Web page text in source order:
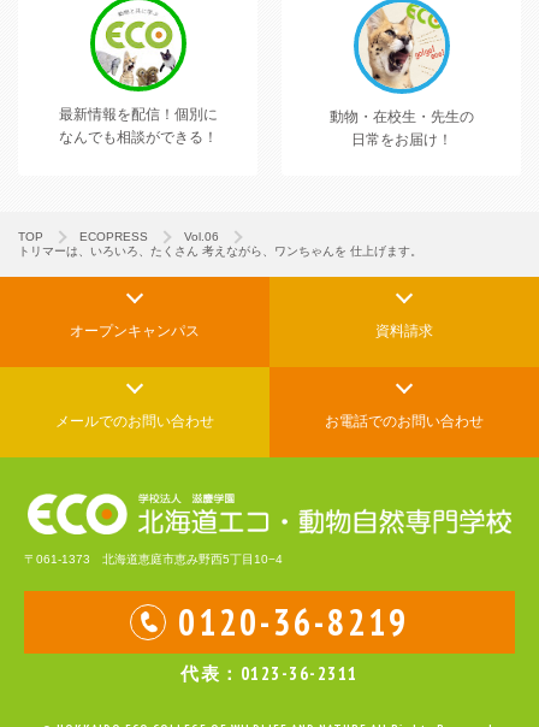
最新情報を配信！ 個別に
なんでも相談ができる！
動物・在校生・先生の
日常をお届け！
TOP ECOPRESS
Vol.06
トリマーは、いろいろ、たくさん 考えながら、ワンちゃんを 仕上げます。
オープンキャンパス 資料請求
メールでのお問い合わせ お電話でのお問い合わせ
〒061-1373 北海道恵庭市恵み野西5丁目10−4
0120-36-8219
代表：0123-36-2311